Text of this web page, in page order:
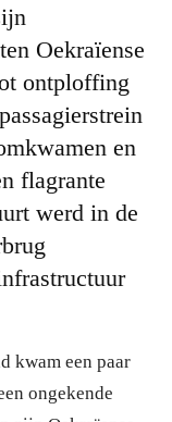
Oekraïense
ontploffing
en
flagrante
werd in de
kwam een paar
ongekende